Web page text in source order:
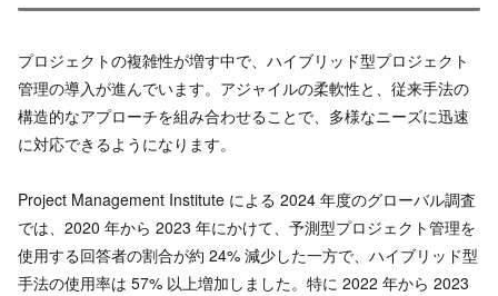
プロジェクトの複雑性が増す中で、ハイブリッド型プロジェクト
管理の導入が進んでいます。アジャイルの柔軟性と、従来手法の
構造的なアプローチを組み合わせることで、多様なニーズに迅速
に対応できるようになります。
Project Management Institute による 2024 年度のグローバル調査
では、2020 年から 2023 年にかけて、予測型プロジェクト管理を
使用する回答者の割合が約 24% 減少した一方で、ハイブリッド型
手法の使用率は 57% 以上増加しました。特に 2022 年から 2023